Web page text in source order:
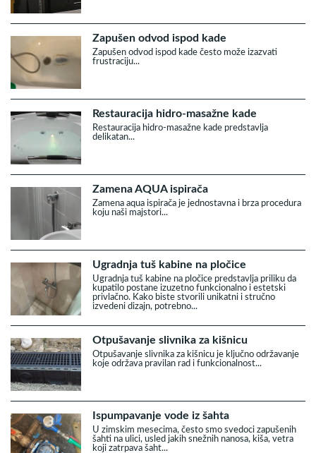
Zapušen odvod ispod kade
Zapušen odvod ispod kade često može izazvati
frustraciju...
Restauracija hidro-masažne kade
Restauracija hidro-masažne kade predstavlja
delikatan...
Zamena AQUA ispirača
Zamena aqua ispirača je jednostavna i brza procedura
koju naši majstori...
Ugradnja tuš kabine na pločice
Ugradnja tuš kabine na pločice predstavlja priliku da
kupatilo postane izuzetno funkcionalno i estetski
privlačno. Kako biste stvorili unikatni i stručno
izvedeni dizajn, potrebno...
Otpušavanje slivnika za kišnicu
Otpušavanje slivnika za kišnicu je ključno održavanje
koje održava pravilan rad i funkcionalnost...
Ispumpavanje vode iz šahta
U zimskim mesecima, često smo svedoci zapušenih
šahti na ulici, usled jakih snežnih nanosa, kiša, vetra
koji zatrpava šaht...